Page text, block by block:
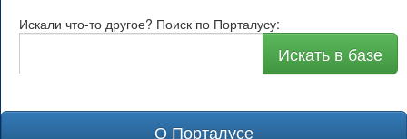
Искали что-то другое? Поиск по Порталусу:
Искать в базе
О Порталусе